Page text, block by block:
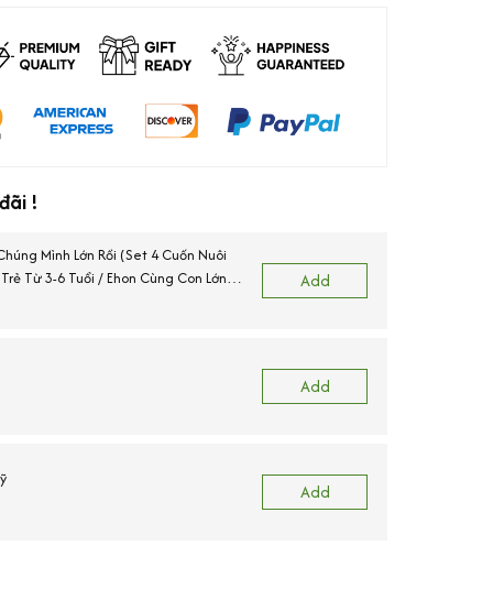
!
Mình Lớn Rồi (Set 4 Cuốn Nuôi
Từ 3-6 Tuổi / Ehon Cùng Con Lớn
Add
Add
Add